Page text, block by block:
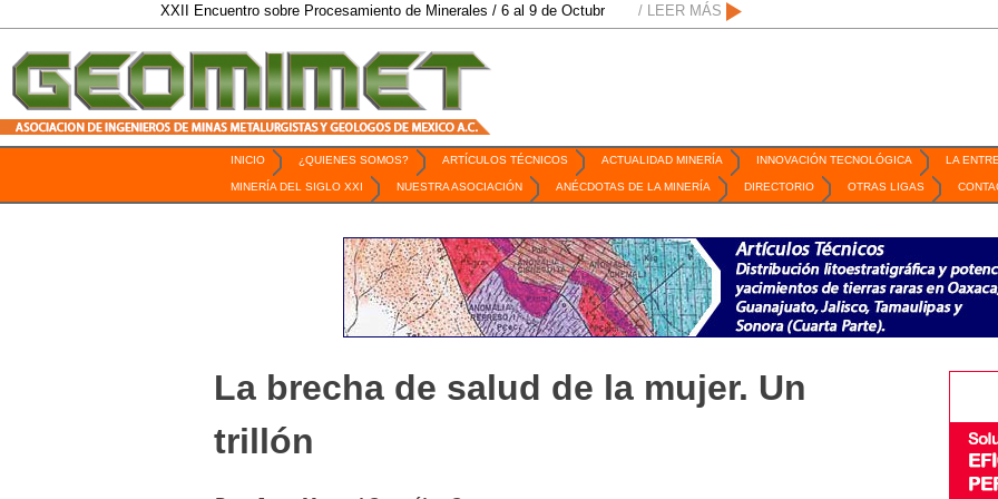
XXII Encuentro sobre Procesamiento de Minerales / 6 al 9 de Octubre de 2026 / San Luis Potosí, SLP / Mexico Mining Forum / 2 de
/ LEER MÁS
INICIO ¿QUIENES SOMOS? ARTÍCULOS TÉCNICOS ACTUALIDAD MINERÍA INNOVACIÓN TECNOLÓGICA LA
MINERÍA DEL SIGLO XXI NUESTRA ASOCIACIÓN ANÉCDOTAS DE LA MINERÍA DIRECTORIO OTRAS LIGAS
La brecha de salud de la mujer. Un
trillón